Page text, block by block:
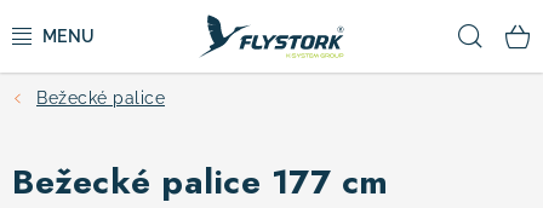
na
CYKLISTIKA
ZIMNÉ ŠPORTY
Bežecké palice
Bežecké palice 177 cm